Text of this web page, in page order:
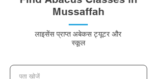
Mussaffah
लाइसेंस प्राप्त अबेकस ट्यूटर और
स्कूल